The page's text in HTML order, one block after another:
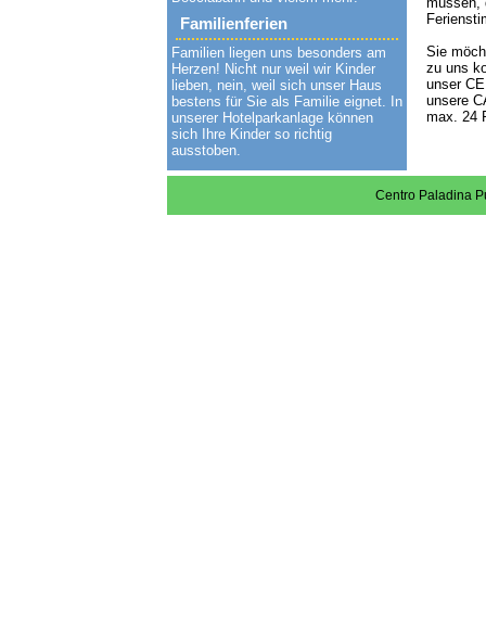
Sie
zu uns
unser
unsere
max. 24
Familienferien
Familien liegen uns besonders am
Herzen! Nicht nur weil wir Kinder
lieben, nein, weil sich unser Haus
bestens für Sie als Familie eignet. In
unserer Hotelparkanlage können
sich Ihre Kinder so richtig
ausstoben.
Centro Paladina